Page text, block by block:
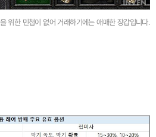
위한 민첩이 없어 거래하기에는 애매한 장갑입니다.